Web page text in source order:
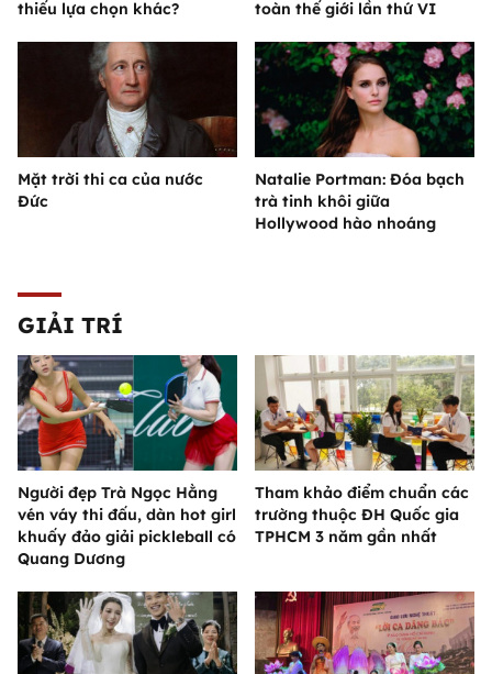
thiếu lựa chọn khác? toàn thế giới lần thứ VI
Mặt trời thi ca của nước
Đức
Natalie Portman: Đóa bạch
trà tinh khôi giữa
Hollywood hào nhoáng
GIẢI TRÍ
Người đẹp Trà Ngọc Hằng
vén váy thi đấu, dàn hot girl
khuấy đảo giải pickleball có
Quang Dương
Tham khảo điểm chuẩn các
trường thuộc ĐH Quốc gia
TPHCM 3 năm gần nhất